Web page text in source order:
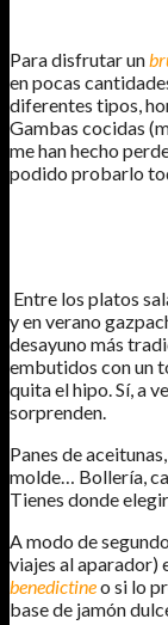
Para disfrutar un
en pocas
diferentes tipos,
Gambas cocidas
me han hecho
podido probarlo
Entre los platos
y en verano
desayuno más
embutidos con un
quita el hipo. Sí, a
sorprenden.
Panes de
molde… Bollería,
Tienes donde
A modo de
viajes al aparador)
benedictineo si lo
base de jamón